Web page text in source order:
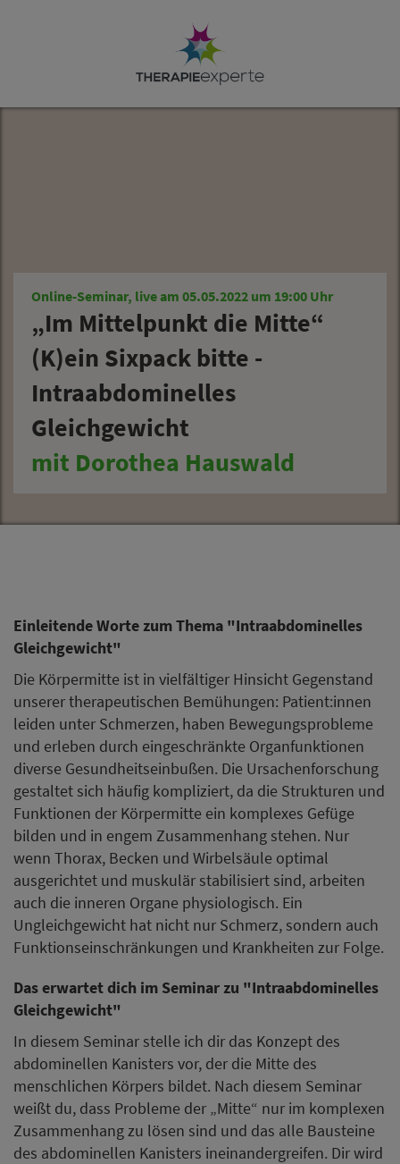
Online-Seminar, live am 05.05.2022 um 19:00 Uhr
„Im Mittelpunkt die Mitte“
(K)ein Sixpack bitte -
Intraabdominelles
Gleichgewicht
mit Dorothea Hauswald
Einleitende Worte zum Thema "Intraabdominelles
Gleichgewicht"
Die Körpermitte ist in vielfältiger Hinsicht Gegenstand
unserer therapeutischen Bemühungen: Patient:innen
leiden unter Schmerzen, haben Bewegungsprobleme
und erleben durch eingeschränkte Organfunktionen
diverse Gesundheitseinbußen. Die Ursachenforschung
gestaltet sich häufig kompliziert, da die Strukturen und
Funktionen der Körpermitte ein komplexes Gefüge
bilden und in engem Zusammenhang stehen. Nur
wenn Thorax, Becken und Wirbelsäule optimal
ausgerichtet und muskulär stabilisiert sind, arbeiten
auch die inneren Organe physiologisch. Ein
Ungleichgewicht hat nicht nur Schmerz, sondern auch
Funktionseinschränkungen und Krankheiten zur Folge.
Das erwartet dich im Seminar zu "Intraabdominelles
Gleichgewicht"
In diesem Seminar stelle ich dir das Konzept des
abdominellen Kanisters vor, der die Mitte des
menschlichen Körpers bildet. Nach diesem Seminar
weißt du, dass Probleme der „Mitte“ nur im komplexen
Zusammenhang zu lösen sind und das alle Bausteine
des abdominellen Kanisters ineinandergreifen. Dir wird